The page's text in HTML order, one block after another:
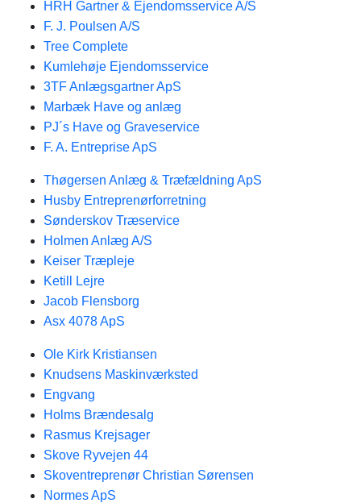
HRH Gartner & Ejendomsservice A/S
F. J. Poulsen A/S
Tree Complete
Kumlehøje Ejendomsservice
3TF Anlægsgartner ApS
Marbæk Have og anlæg
PJ´s Have og Graveservice
F. A. Entreprise ApS
Thøgersen Anlæg & Træfældning ApS
Husby Entreprenørforretning
Sønderskov Træservice
Holmen Anlæg A/S
Keiser Træpleje
Ketill Lejre
Jacob Flensborg
Asx 4078 ApS
Ole Kirk Kristiansen
Knudsens Maskinværksted
Engvang
Holms Brændesalg
Rasmus Krejsager
Skove Ryvejen 44
Skoventreprenør Christian Sørensen
Normes ApS